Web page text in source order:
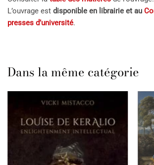
L’ouvrage est disponible en librairie et au
presses d’université.
Dans la même catégorie